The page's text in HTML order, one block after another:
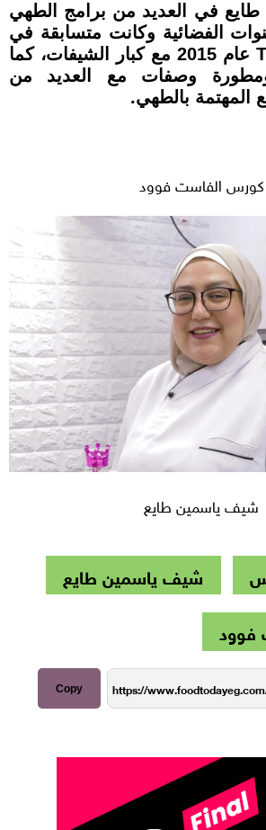
في العديد من برامج الطهي
الفضائية وكانت متسابقة في
برنامج The Taste عام 2015 مع كبار الشيفات، كما
وصفات مع العديد من
المهتمة بالطهي.
كورس الفاست فوود
شيف ياسمين طايع
شيف ياسمين طايع
فوود
Copy